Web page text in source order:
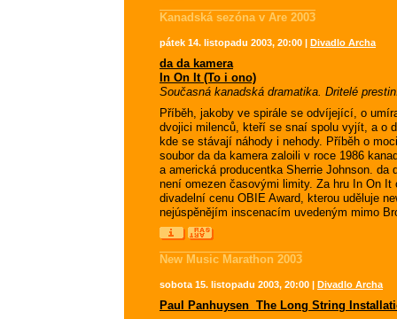
Kanadská sezóna v Are 2003
pátek 14. listopadu 2003, 20:00 | Divadlo Archa
da da kamera
In On It (To i ono)
Současná kanadská dramatika. Dritelé
Příběh, jakoby ve spirále se odvíjející, o
dvojici milenců, kteří se snaí spolu vyjít, a o
kde se stávají náhody i nehody. Příběh o
soubor da da kamera zaloili v roce 1986
a americká producentka Sherrie Johnson.
není omezen časovými limity. Za hru In On It
divadelní cenu OBIE Award, kterou uděluje
nejúspěnějím inscenacím uvedeným mimo
New Music Marathon 2003
sobota 15. listopadu 2003, 20:00 | Divadlo Archa
Paul Panhuysen  The Long String